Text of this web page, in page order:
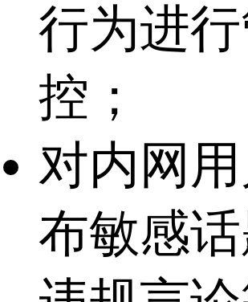
行为进
控；
对内网
布敏感话